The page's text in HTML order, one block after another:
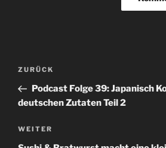
Beitragsnavigation
Vorheriger
Beitrag
ZURÜCK
Podcast Folge 39: Japanisch
deutschen Zutaten Teil 2
Nächster
Beitrag
WEITER